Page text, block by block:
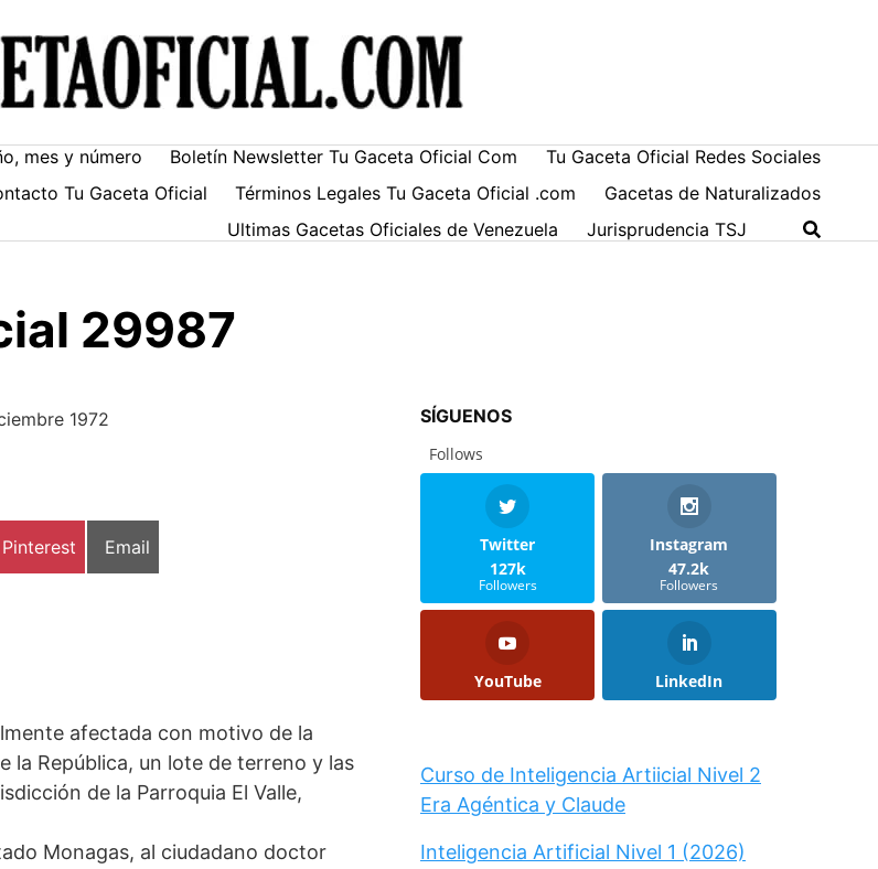
mes y número Boletín Newsletter Tu Gaceta Oficial Com
Tu Gaceta Oficial Redes Sociales
Tu Gaceta Oficial Términos Legales Tu Gaceta Oficial .com
Gacetas de Naturalizados
Ultimas Gacetas Oficiales de Venezuela
Jurisprudencia TSJ
29987
Compartir
Pinterest
Compartir
Email
afectada con motivo de la
la República, un lote de terreno y las
de la Parroquia El Valle,
Monagas, al ciudadano doctor
SÍGUENOS
Follows
Twitter
127k
Followers
Instagram
47.2k
Followers
YouTube LinkedIn
Curso de Inteligencia Artiicial Nivel 2
Era Agéntica y Claude
Inteligencia Artificial Nivel 1 (2026)